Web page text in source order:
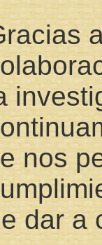
nos
dar a